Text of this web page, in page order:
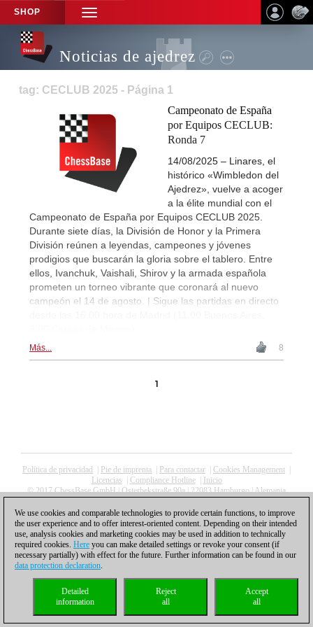
SHOP
TOGGLE
NAVIGATION
Noticias de ajedrez
tag: CECLUB 2025 - Página 1
Campeonato de España
por Equipos CECLUB:
Ronda 7
14/08/2025 – Linares, el
histórico «Wimbledon del
Ajedrez», vuelve a acoger
a la élite mundial con el
Campeonato de España por Equipos CECLUB 2025.
Durante siete días, la División de Honor y la Primera
División reúnen a leyendas, campeones y jóvenes
prodigios que buscarán la gloria sobre el tablero. Entre
ellos, Ivanchuk, Vaishali, Shirov y la armada española
prometen un torneo vibrante que coronará al nuevo
campeón el 14 de agosto. | Sigue las partidas en directo
Más... 8
1
Política de privacidad Pie de imprenta Para contactar Cookies Management
Licencias
Compliance Hotline|
Inicio
© 2017 ChessBase GmbH | Osterbekstraße 90a | 22083 Hamburgo | Alemania
We use cookies and comparable technologies to provide certain functions, to improve
the user experience and to offer interest-oriented content. Depending on their intended
use, analysis cookies and marketing cookies may be used in addition to technically
required cookies. Here you can make detailed settings or revoke your consent (if
necessary partially) with effect for the future. Further information can be found in our
data protection declaration.
Accept
all
Reject
all
Detailed
information